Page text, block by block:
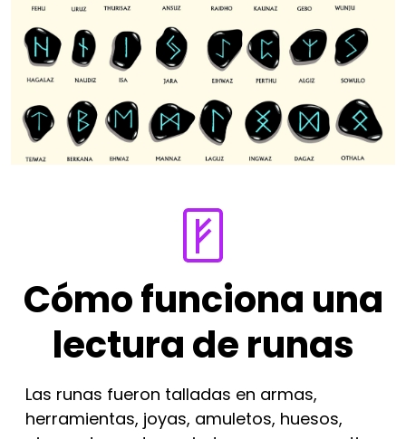
Cómo funciona una
lectura de runas
Las runas fueron talladas en armas,
herramientas, joyas, amuletos, huesos,